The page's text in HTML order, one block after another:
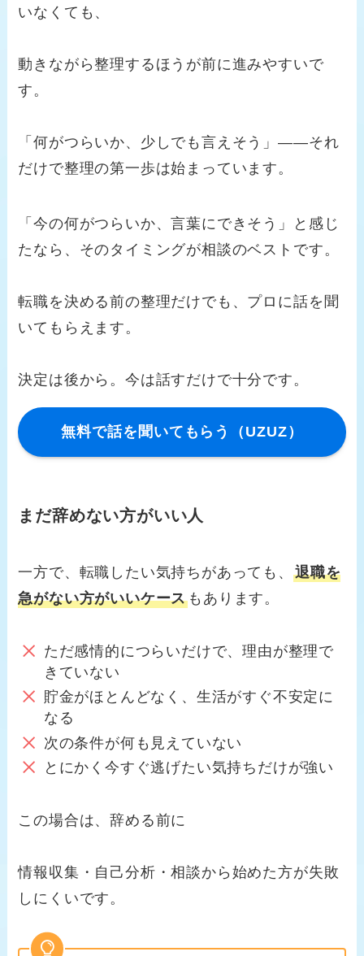
いなくても、
動きながら整理するほうが前に進みやすいで
す。
「何がつらいか、少しでも言えそう」——それ
だけで整理の第一歩は始まっています。
「今の何がつらいか、言葉にできそう」と感じ
たなら、そのタイミングが相談のベストです。
転職を決める前の整理だけでも、プロに話を聞
いてもらえます。
決定は後から。今は話すだけで十分です。
無料で話を聞いてもらう（UZUZ）
まだ辞めない方がいい人
一方で、転職したい気持ちがあっても、 退職を
急がない方がいいケース もあります。
ただ感情的につらいだけで、理由が整理で
きていない
貯金がほとんどなく、生活がすぐ不安定に
なる
次の条件が何も見えていない
とにかく今すぐ逃げたい気持ちだけが強い
この場合は、辞める前に
情報収集・自己分析・相談から始めた方が失敗
しにくいです。